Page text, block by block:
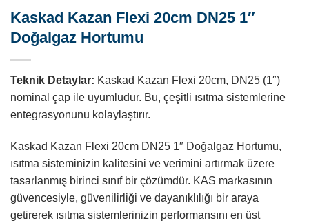
Kaskad Kazan Flexi 20cm DN25 1″
Doğalgaz Hortumu
Teknik Detaylar: Kaskad Kazan Flexi 20cm, DN25 (1″)
nominal çap ile uyumludur. Bu, çeşitli ısıtma sistemlerine
entegrasyonunu kolaylaştırır.
Kaskad Kazan Flexi 20cm DN25 1″ Doğalgaz Hortumu,
ısıtma sisteminizin kalitesini ve verimini artırmak üzere
tasarlanmış birinci sınıf bir çözümdür. KAS markasının
güvencesiyle, güvenilirliği ve dayanıklılığı bir araya
getirerek ısıtma sistemlerinizin performansını en üst